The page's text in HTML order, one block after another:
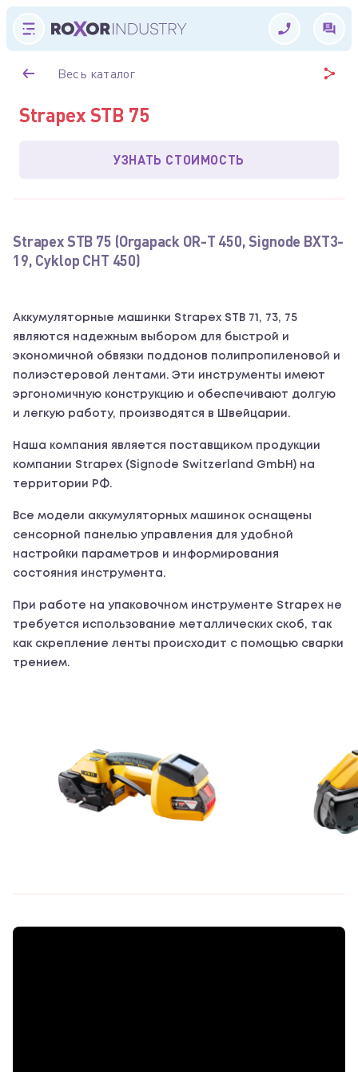
Весь каталог
Strapex STB 75
УЗНАТЬ СТОИМОСТЬ
Strapex STB 75 (Orgapack OR-T 450, Signode BXT3-
19, Cyklop CHT 450)
Аккумуляторные машинки Strapex STB 71, 73, 75
являются надежным выбором для быстрой и
экономичной обвязки поддонов полипропиленовой и
полиэстеровой лентами. Эти инструменты имеют
эргономичную конструкцию и обеспечивают долгую
и легкую работу, производятся в Швейцарии.
Наша компания является поставщиком продукции
компании Strapex (Signode Switzerland GmbH) на
территории РФ.
Все модели аккумуляторных машинок оснащены
сенсорной панелью управления для удобной
настройки параметров и информирования
состояния инструмента.
При работе на упаковочном инструменте Strapex не
требуется использование металлических скоб, так
как скрепление ленты происходит с помощью сварки
трением.